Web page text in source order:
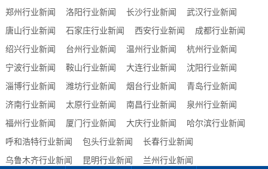
郑州行业新闻
洛阳行业新闻 长沙行业新闻
武汉行业新闻
唐山行业新闻
石家庄行业新闻 西安行业新闻
成都行业新闻
绍兴行业新闻
台州行业新闻 温州行业新闻
杭州行业新闻
宁波行业新闻
鞍山行业新闻 大连行业新闻
沈阳行业新闻
淄博行业新闻
潍坊行业新闻 烟台行业新闻
青岛行业新闻
济南行业新闻
太原行业新闻 南昌行业新闻
泉州行业新闻
福州行业新闻
厦门行业新闻 大庆行业新闻
哈尔滨行业新闻
呼和浩特行业新闻
包头行业新闻
长春行业新闻
乌鲁木齐行业新闻
昆明行业新闻 兰州行业新闻